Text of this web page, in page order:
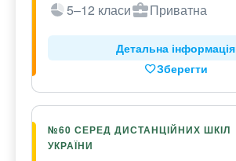
5–12 класи Приватна
Детальна інформація
Зберегти
№60 СЕРЕД ДИСТАНЦІЙНИХ ШКІЛ
УКРАЇНИ